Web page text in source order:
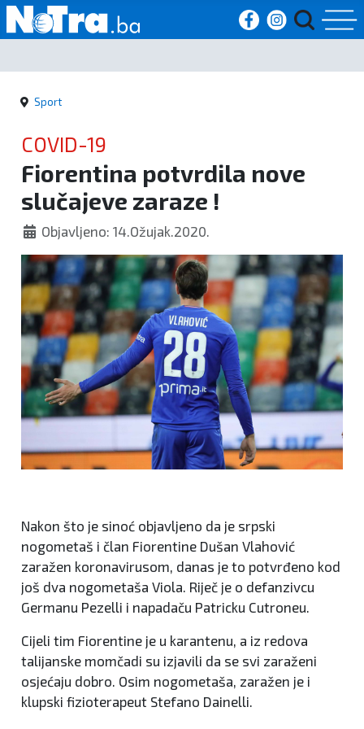
Početna
Vijesti
Sport
Kultura
Crna
kronika
Politika
Zanimljivosti
Sport
COVID-19
Fiorentina potvrdila nove
slučajeve zaraze !
Objavljeno: 14.Ožujak.2020.
Nakon što je sinoć objavljeno da je srpski
nogometaš i član Fiorentine Dušan Vlahović
zaražen koronavirusom, danas je to potvrđeno kod
još dva nogometaša Viola. Riječ je o defanzivcu
Germanu Pezelli i napadaču Patricku Cutroneu.
Cijeli tim Fiorentine je u karantenu, a iz redova
talijanske momčadi su izjavili da se svi zaraženi
osjećaju dobro. Osim nogometaša, zaražen je i
klupski fizioterapeut Stefano Dainelli.